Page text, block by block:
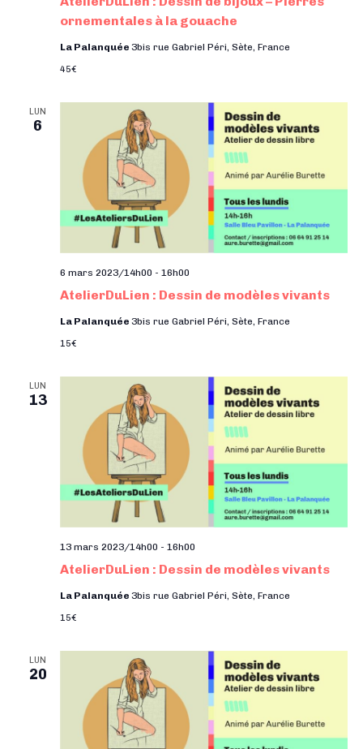
ornementales à la gouache
La Palanquée 3bis rue Gabriel Péri, Sète, France
45€
LUN
6
AtelierDuLien : Dessin de modèles vivants
6 mars 2023/14h00 - 16h00
La Palanquée 3bis rue Gabriel Péri, Sète, France
15€
LUN
13
AtelierDuLien : Dessin de modèles vivants
13 mars 2023/14h00 - 16h00
La Palanquée 3bis rue Gabriel Péri, Sète, France
15€
LUN
20